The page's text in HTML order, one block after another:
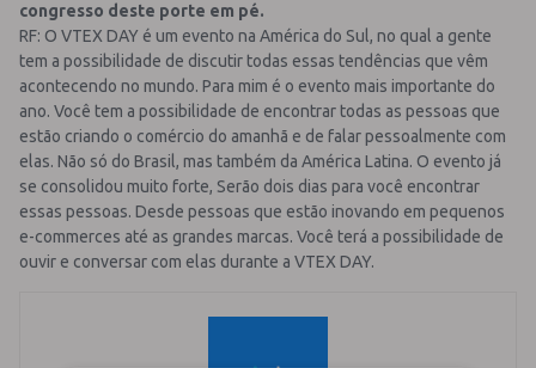
congresso deste porte em pé.
RF: O VTEX DAY é um evento na América do Sul, no qual a gente
tem a possibilidade de discutir todas essas tendências que vêm
acontecendo no mundo. Para mim é o evento mais importante do
ano. Você tem a possibilidade de encontrar todas as pessoas que
estão criando o comércio do amanhã e de falar pessoalmente com
elas. Não só do Brasil, mas também da América Latina. O evento já
se consolidou muito forte, Serão dois dias para você encontrar
essas pessoas. Desde pessoas que estão inovando em pequenos
e-commerces até as grandes marcas. Você terá a possibilidade de
ouvir e conversar com elas durante a VTEX DAY.